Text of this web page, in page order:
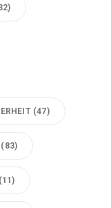
(47)
(83)
(11)